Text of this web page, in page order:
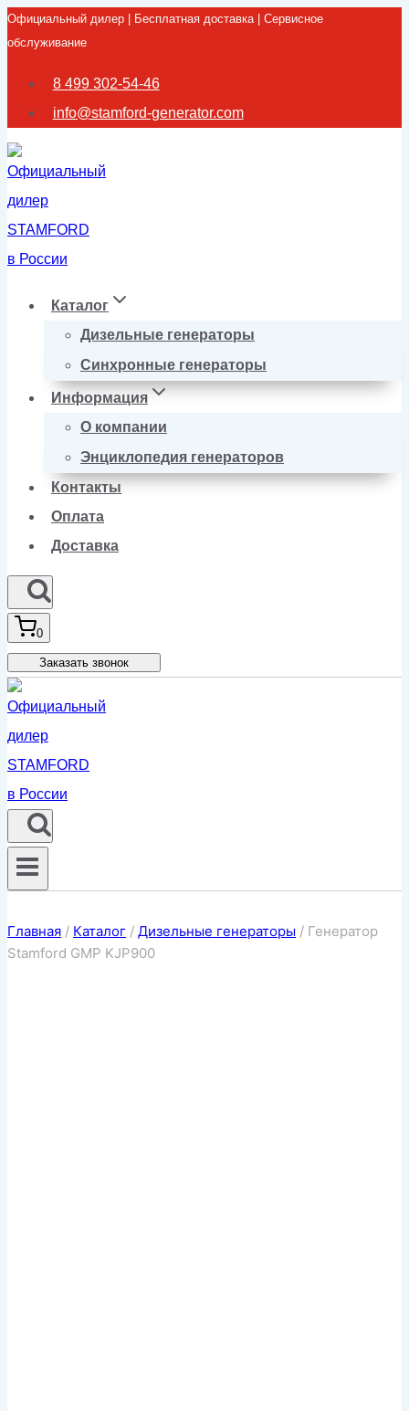
Перейти
к
содержимому
Официальный дилер | Бесплатная доставка | Сервисное
обслуживание
8 499 302-54-46
info@stamford-generator.com
Каталог
Дизельные генераторы
Синхронные генераторы
Информация
О компании
Энциклопедия генераторов
Контакты
Оплата
Доставка
0
Заказать звонок
Главная / Каталог / Дизельные генераторы / Генератор
Stamford GMP KJP900